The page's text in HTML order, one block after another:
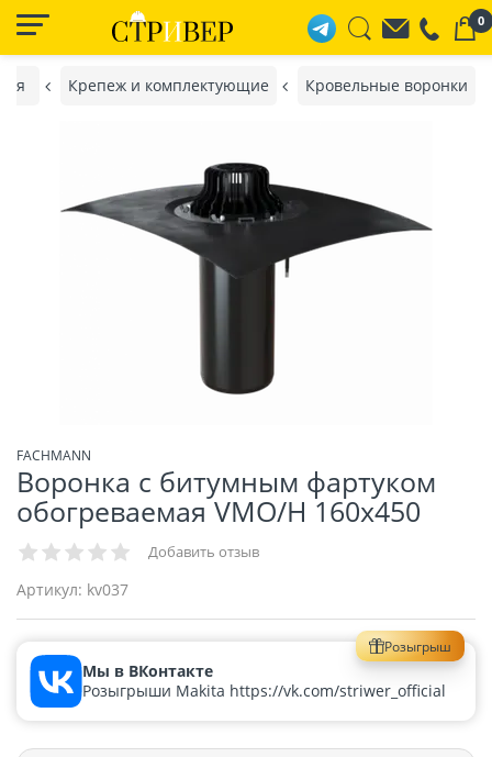
0
Крепеж и комплектующие Кровельные воронки
FACHMANN
Воронка с битумным фартуком
обогреваемая VMO/H 160x450
Добавить отзыв
Артикул: kv037
Розыгрыш
Мы в ВКонтакте
Розыгрыши Makita https://vk.com/striwer_official